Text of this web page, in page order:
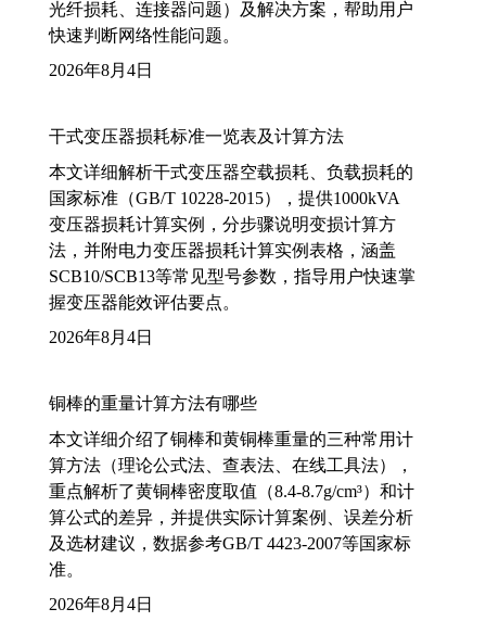
光纤损耗、连接器问题）及解决方案，帮助用户
快速判断网络性能问题。
2026年8月4日
干式变压器损耗标准一览表及计算方法
本文详细解析干式变压器空载损耗、负载损耗的
国家标准（GB/T 10228-2015），提供1000kVA
变压器损耗计算实例，分步骤说明变损计算方
法，并附电力变压器损耗计算实例表格，涵盖
SCB10/SCB13等常见型号参数，指导用户快速掌
握变压器能效评估要点。
2026年8月4日
铜棒的重量计算方法有哪些
本文详细介绍了铜棒和黄铜棒重量的三种常用计
算方法（理论公式法、查表法、在线工具法），
重点解析了黄铜棒密度取值（8.4-8.7g/cm³）和计
算公式的差异，并提供实际计算案例、误差分析
及选材建议，数据参考GB/T 4423-2007等国家标
准。
2026年8月4日